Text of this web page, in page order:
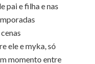
pai e filha e nas
ele e myka, só
momento entre